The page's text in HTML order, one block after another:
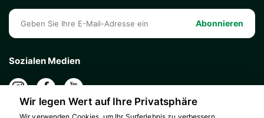
Abonnieren
Sozialen Medien
Wir legen Wert auf Ihre Privatsphäre